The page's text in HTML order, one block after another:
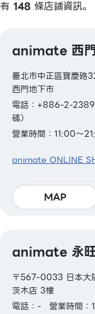
有 148 條店鋪資訊。
animate 西
臺北市中正區寶慶
西門地下市
電話：+886-2-
碼）
營業時間：11:00～
animate ONLINE
MAP
animate 永
〒567-0033 日本大
茨木店 3樓
電話：-
營業時間